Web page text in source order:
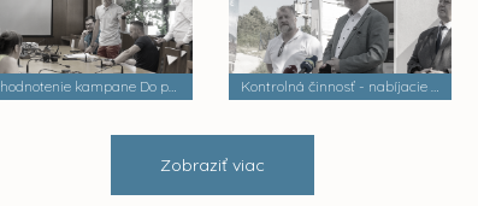
Vyhodnotenie kampane Do práce na bicykli Kontrolná činnosť - nabíjacie stanice elektrobusov
Zobraziť viac